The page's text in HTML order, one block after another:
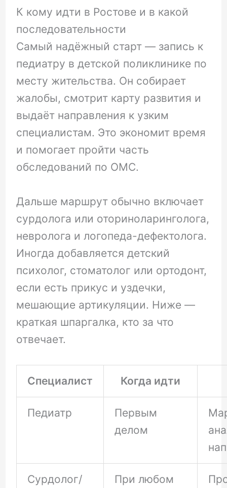
К кому идти в Ростове и в какой
последовательности
Самый надёжный старт — запись к
педиатру в детской поликлинике по
месту жительства. Он собирает
жалобы, смотрит карту развития и
выдаёт направления к узким
специалистам. Это экономит время
и помогает пройти часть
обследований по ОМС.
Дальше маршрут обычно включает
сурдолога или оториноларинголога,
невролога и логопеда-дефектолога.
Иногда добавляется детский
психолог, стоматолог или ортодонт,
если есть прикус и уздечки,
мешающие артикуляции. Ниже —
краткая шпаргалка, кто за что
отвечает.
Специалист Когда идти
Педиатр
Первым
делом
Сурдолог/ При любом